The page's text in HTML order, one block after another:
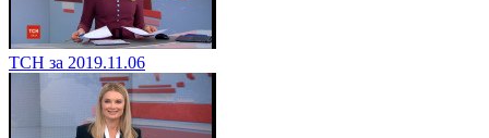
ТСН за 2019.11.06